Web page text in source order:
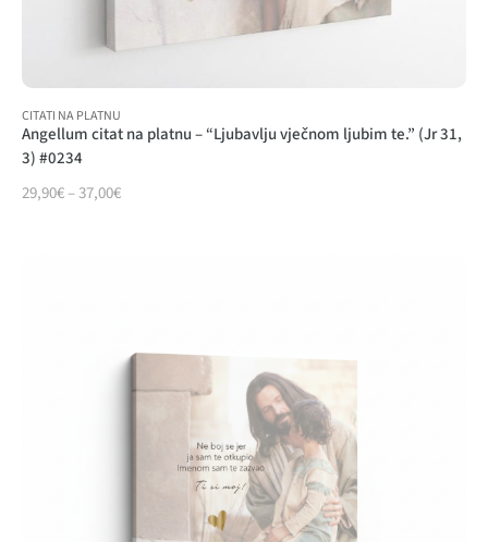
CITATI NA PLATNU
Angellum citat na platnu – “Ljubavlju vječnom ljubim te.” (Jr 31,
3) #0234
29,90€–37,00€